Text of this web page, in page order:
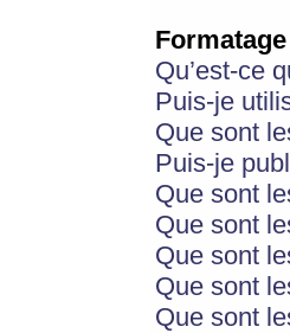
Qu’est-ce
Puis-je
Que sont
Puis-je
Que sont
Que sont
Que sont
Que sont
Que sont